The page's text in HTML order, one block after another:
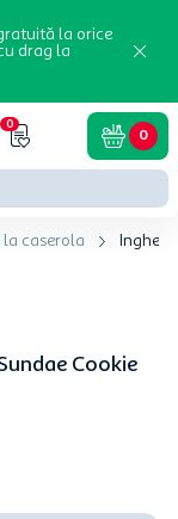
la orice
drag la
0
0
la caserola
Cookie